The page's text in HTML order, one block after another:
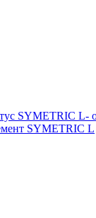
SYMETRIC L-
SYMETRIC L